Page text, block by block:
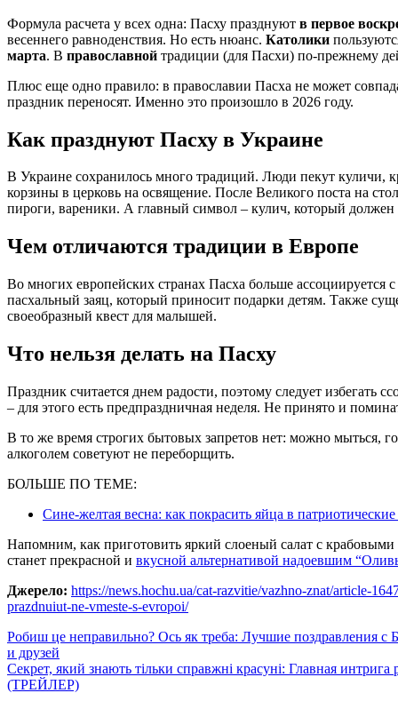
Формула расчета у всех одна: Пасху празднуют в первое
весеннего равноденствия. Но есть нюанс. Католики
марта. В православной традиции (для Пасхи) по-прежнему
Плюс еще одно правило: в православии Пасха не может
праздник переносят. Именно это произошло в 2026 году.
Как празднуют Пасху в Украине
В Украине сохранилось много традиций. Люди пекут куличи,
корзины в церковь на освящение. После Великого поста на
пироги, вареники. А главный символ – кулич, который
Чем отличаются традиции в Европе
Во многих европейских странах Пасха больше ассоциируется
пасхальный заяц, который приносит подарки детям. Также
своеобразный квест для малышей.
Что нельзя делать на Пасху
Праздник считается днем радости, поэтому следует избегать
– для этого есть предпраздничная неделя. Не принято и
В то же время строгих бытовых запретов нет: можно мыться,
алкоголем советуют не переборщить.
БОЛЬШЕ ПО ТЕМЕ:
Сине-желтая весна: как покрасить яйца в
Напомним, как приготовить яркий слоеный салат с крабовыми
станет прекрасной и вкусной альтернативой надоевшим
Джерело: https://news.hochu.ua/cat-razvitie/vazhno-znat/article-
prazdnuiut-ne-vmeste-s-evropoi/
Навигация
по
записям
Робиш це неправильно? Ось як треба: Лучшие поздравления
и друзей
Секрет, який знають тільки справжні красуні: Главная
(ТРЕЙЛЕР)